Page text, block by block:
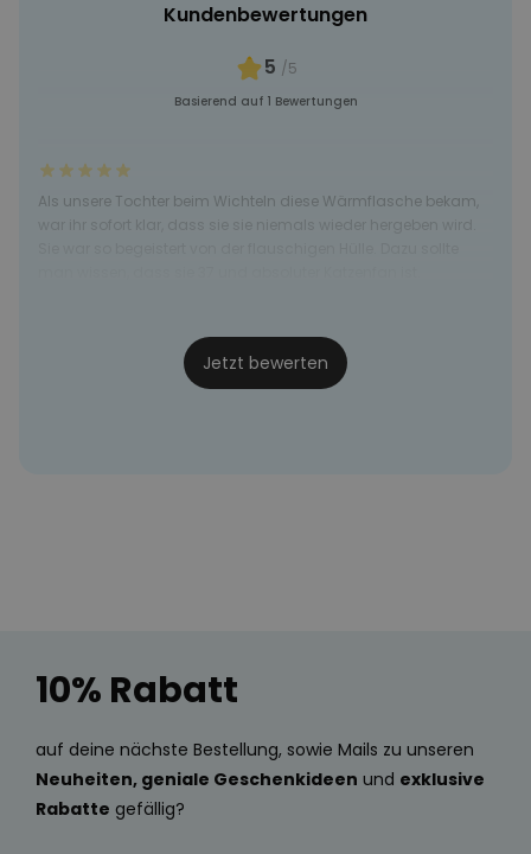
Kundenbewertungen
5 /5
Basierend auf 1 Bewertungen
Als unsere Tochter beim Wichteln diese Wärmflasche bekam,
Jetzt bewerten
10% Rabatt
auf deine nächste Bestellung, sowie Mails zu unseren
Neuheiten, geniale Geschenkideen und exklusive
Rabatte gefällig?